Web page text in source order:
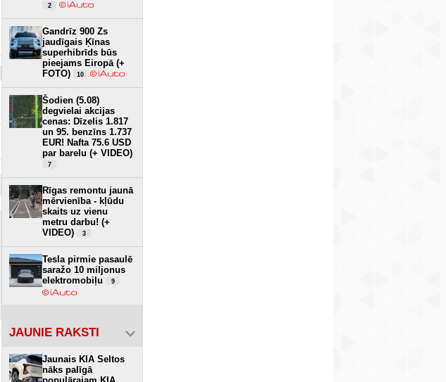
2
Gandrīz 900 Zs
jaudīgais Ķīnas
superhibrīds būs
pieejams Eiropā (+
FOTO)
10
Šodien (5.08)
degvielai akcijas
cenas: Dīzelis 1.817
un 95. benzīns 1.737
EUR! Nafta 75.6 USD
par barelu (+ VIDEO)
7
Rīgas remontu jaunā
mērvienība - kļūdu
skaits uz vienu
metru darbu! (+
VIDEO)
3
Tesla pirmie pasaulē
saražo 10 miljonus
elektromobiļu
9
JAUNIE RAKSTI
Jaunais KIA Seltos
nāks palīgā